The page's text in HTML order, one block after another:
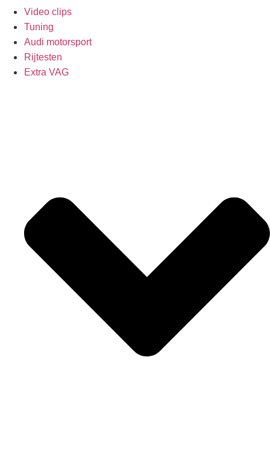
Video clips
Tuning
Audi motorsport
Rijtesten
Extra VAG